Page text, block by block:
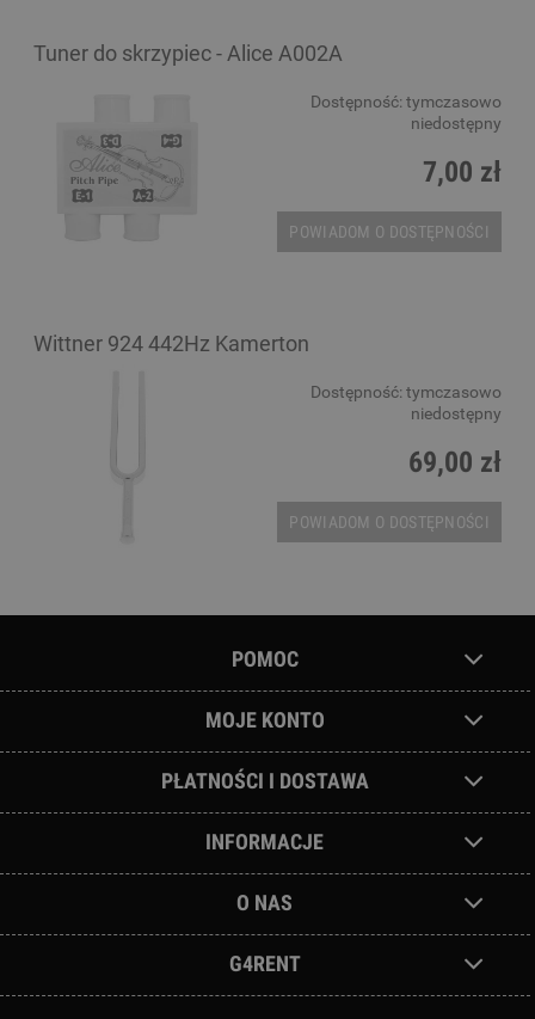
Tuner do skrzypiec - Alice A002A
Dostępność: tymczasowo
niedostępny
7,00 zł
POWIADOM O DOSTĘPNOŚCI
Wittner 924 442Hz Kamerton
Dostępność: tymczasowo
niedostępny
69,00 zł
POWIADOM O DOSTĘPNOŚCI
POMOC
MOJE KONTO
PŁATNOŚCI I DOSTAWA
INFORMACJE
O NAS
G4RENT